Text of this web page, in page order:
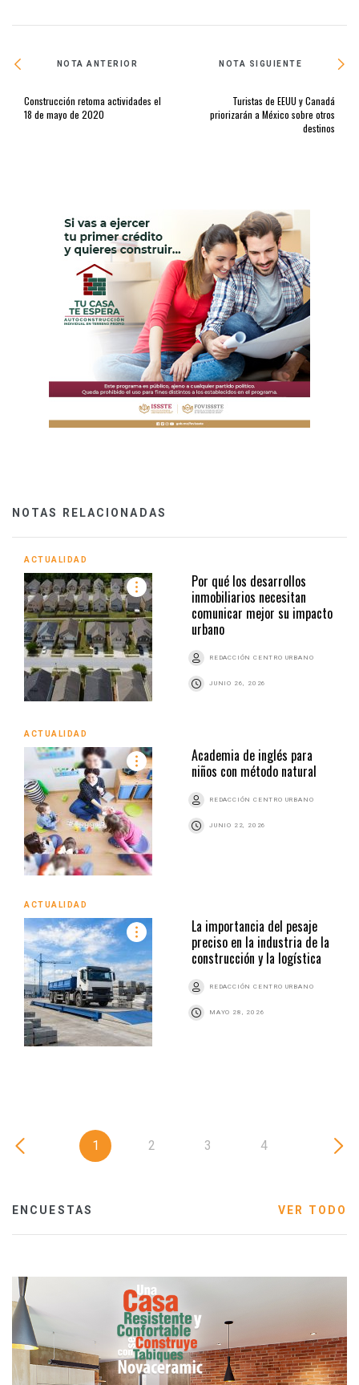
NOTA ANTERIOR
Construcción retoma actividades el
18 de mayo de 2020
NOTA SIGUIENTE
Turistas de EEUU y Canadá
priorizarán a México sobre otros
destinos
NOTAS RELACIONADAS
ACTUALIDAD
Por qué los desarrollos
inmobiliarios necesitan
comunicar mejor su impacto
urbano
REDACCIÓN CENTRO URBANO
JUNIO 26, 2026
ACTUALIDAD
Academia de inglés para
niños con método natural
REDACCIÓN CENTRO URBANO
JUNIO 22, 2026
ACTUALIDAD
La importancia del pesaje
preciso en la industria de la
construcción y la logística
REDACCIÓN CENTRO URBANO
MAYO 28, 2026
1 2 3 4
ENCUESTAS VER TODO